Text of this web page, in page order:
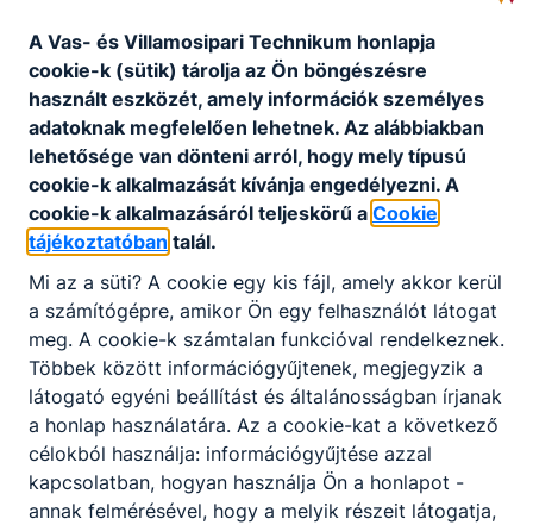
látványos eredményeket és érdeklődnek az
alternatív hajtású járművek iránt.
KOMPETENCIAELVÁRÁS
Jó ﬁzikum, kézügyesség, szakszerű
kommunikáció, csapatmunka, felelősségtudat,
vevőközpontúság.
A SZAKKÉPZETTSÉGGEL RENDELKEZŐ
elvégzi a javítandó gépjármű
állapotfelmérését, hibamegállapítását;
működteti a munkavégzéshez szükséges
gépeket, berendezéseket, diagnosztikai és
mérőeszközöket;
a gépjárművek sorozatgyártásában
A Vas- és Villamosipari Technikum honlapja
cookie-k (sütik) tárolja az Ön böngészésre
használt eszközét, amely információk személyes
adatoknak megfelelően lehetnek. Az alábbiakban
lehetősége van dönteni arról, hogy mely típusú
cookie-k alkalmazását kívánja engedélyezni. A
cookie-k alkalmazásáról teljeskörű a Cookie
tájékoztatóban talál.
Mi az a süti? A cookie egy kis fájl, amely akkor kerül
a számítógépre, amikor Ön egy felhasználót látogat
meg. A cookie-k számtalan funkcióval rendelkeznek.
Többek között információgyűjtenek, megjegyzik a
látogató egyéni beállítást és általánosságban írjanak
a honlap használatára. Az a cookie-kat a következő
célokból használja: információgyűjtése azzal
kapcsolatban, hogyan használja Ön a honlapot -
annak felmérésével, hogy a melyik részeit látogatja,